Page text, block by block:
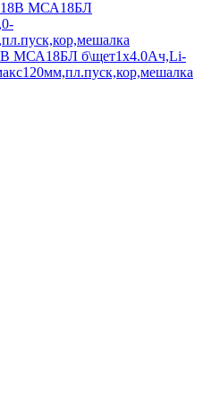
МСА18БЛ б\щет1х4.0Ач,Li-